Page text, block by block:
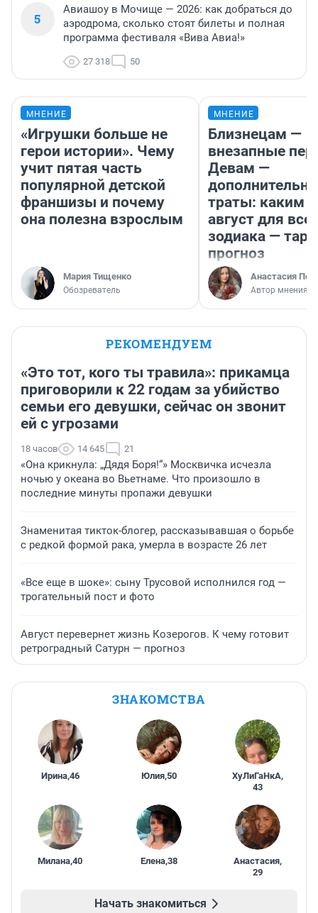
5
Авиашоу в Мочище — 2026: как добраться до
аэродрома, сколько стоят билеты и полная
программа фестиваля «Вива Авиа!»
27 318 50
МНЕНИЕ
«Игрушки больше не
герои истории». Чему
учит пятая часть
популярной детской
франшизы и почему
она полезна взрослым
Мария Тищенко
Обозреватель
МНЕНИЕ
Близнецам —
внезапные
Девам —
траты: каким
август для
зодиака —
прогноз
Анастасия
Автор мнения
РЕКОМЕНДУЕМ
«Это тот, кого ты травила»: прикамца
приговорили к 22 годам за убийство
семьи его девушки, сейчас он звонит
ей с угрозами
18 часов 14 645 21
«Она крикнула: „Дядя Боря!“» Москвичка исчезла
ночью у океана во Вьетнаме. Что произошло в
последние минуты пропажи девушки
Знаменитая тикток-блогер, рассказывавшая о борьбе
с редкой формой рака, умерла в возрасте 26 лет
«Все еще в шоке»: сыну Трусовой исполнился год —
трогательный пост и фото
Август перевернет жизнь Козерогов. К чему готовит
ретроградный Сатурн — прогноз
ЗНАКОМСТВА
Ирина,46 Юлия,50 ХуЛиГаНкА,
43
Милана,40 Елена,38 Анастасия,
29
Начать знакомиться